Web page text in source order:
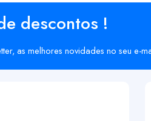
descontos !
as melhores novidades no seu e-